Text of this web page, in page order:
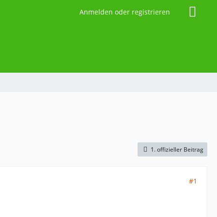
Anmelden oder registrieren
1. offizieller Beitrag
#1